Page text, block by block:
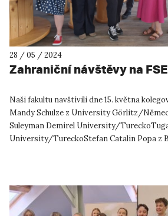
28 / 05 / 2024
Zahraniční návštěvy na FSE
Naši fakultu navštívili dne 15. května
Mandy Schulze z University Görlitz/
Suleyman Demirel University/
University/TureckoStefan Catalin Popa z